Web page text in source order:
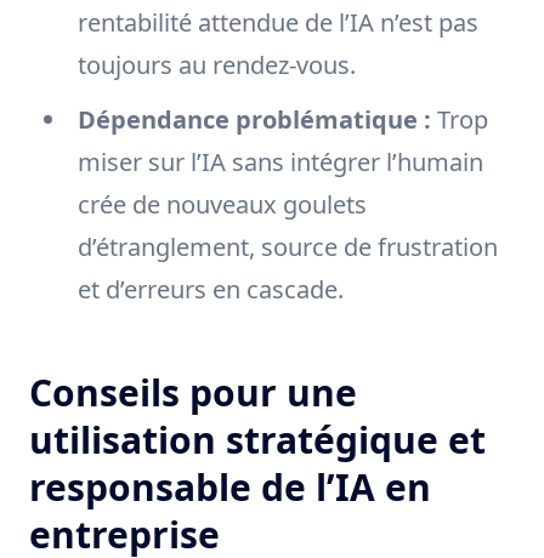
rentabilité attendue de l’IA n’est pas
toujours au rendez-vous.
Dépendance problématique : Trop
miser sur l’IA sans intégrer l’humain
crée de nouveaux goulets
d’étranglement, source de frustration
et d’erreurs en cascade.
Conseils pour une
utilisation stratégique et
responsable de l’IA en
entreprise